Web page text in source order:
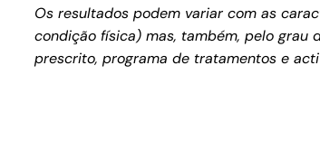
Os resultados podem variar com as
condição física) mas, também, pelo grau
prescrito, programa de tratamentos e